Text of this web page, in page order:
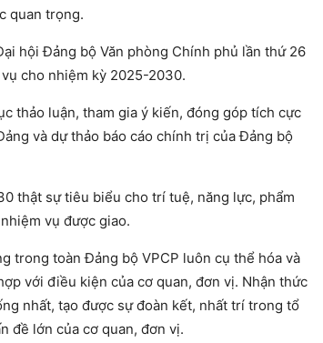
quan trọng.
hội Đảng bộ Văn phòng Chính phủ lần thứ 26
cho nhiệm kỳ 2025-2030.
thảo luận, tham gia ý kiến, đóng góp tích cực
và dự thảo báo cáo chính trị của Đảng bộ
thật sự tiêu biểu cho trí tuệ, năng lực, phẩm
vụ được giao.
trong toàn Đảng bộ VPCP luôn cụ thể hóa và
với điều kiện của cơ quan, đơn vị. Nhận thức
nhất, tạo được sự đoàn kết, nhất trí trong tổ
đề lớn của cơ quan, đơn vị.